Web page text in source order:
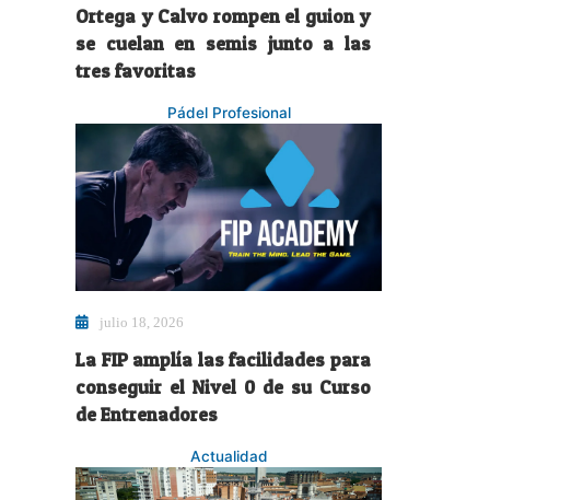
Ortega y Calvo rompen el guion y
se cuelan en semis junto a las
tres favoritas
Pádel Profesional
julio 18, 2026
La FIP amplía las facilidades para
conseguir el Nivel 0 de su Curso
de Entrenadores
Actualidad